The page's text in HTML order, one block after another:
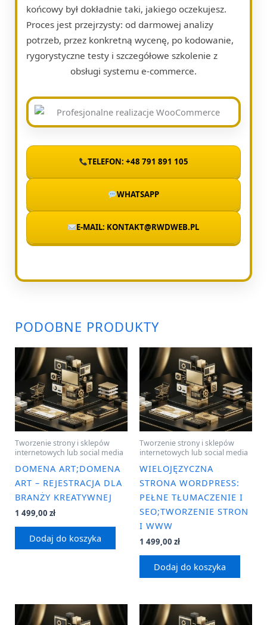
końcowy był dokładnie taki, jakiego oczekujesz.
Proces jest przejrzysty: od darmowej analizy
potrzeb, przez konkretną wycenę, po kodowanie,
rygorystyczne testy i szczegółowe szkolenie z
obsługi systemu e-commerce.
TELEFON: +48 791 891 105
WHATSAPP
E-MAIL: KONTAKT@RWDWEB.PL
PODOBNE PRODUKTY
Tworzenie strony i sklepów
internetowych lub social media
DOMENA ART;DOMENA
ART – REJESTRACJA DLA
BRANŻY KREATYWNEJ
1 499,00 zł
Dodaj do koszyka
Tworzenie strony i sklepów
internetowych lub social media
WIELOJĘZYCZNA
STRONA WORDPRESS:
PEŁNE TŁUMACZENIE I
SEO;TWORZENIE STRON
I WWW
1 499,00 zł
Dodaj do koszyka